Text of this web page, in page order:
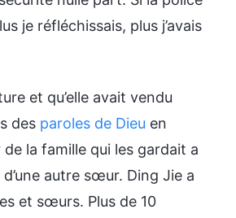
je réfléchissais, plus j’avais
et qu’elle avait vendu
des paroles de Dieu en
la famille qui les gardait a
autre sœur. Ding Jie a
et sœurs. Plus de 10